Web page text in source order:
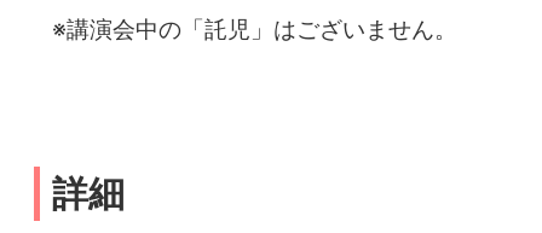
※講演会中の「託児」はございません。
詳細